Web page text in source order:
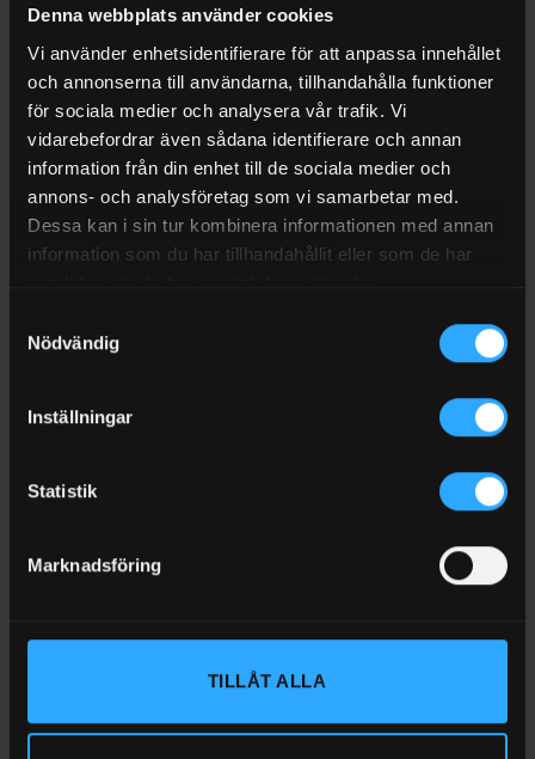
Denna webbplats använder cookies
Vi använder enhetsidentifierare för att anpassa innehållet
och annonserna till användarna, tillhandahålla funktioner
för sociala medier och analysera vår trafik. Vi
vidarebefordrar även sådana identifierare och annan
information från din enhet till de sociala medier och
annons- och analysföretag som vi samarbetar med.
Dessa kan i sin tur kombinera informationen med annan
information som du har tillhandahållit eller som de har
Nödvändig
Inställningar
Statistik
Marknadsföring
TILLÅT ALLA
Storleken och vikten gör att Technomig lätt kan flyttas runt.
Möjlighet att polaritetsvända för svetsning med flusstråd.
17 st förprogrammerade synergikurvor.
Möjlighet att finjustera svetsströmmen.
Möjlighet till MMA och Tig-DC svetsning. (Dessa tillbehör
köps separat.)
Levereras med 3m slangpaket med Binzelkoppling (T742180)
och 3m återledarkabel.
Extra tillbehör: Reduceringsventil – Art. nr T722119 Slangpaket
Specifikationer
Effekt 60% / Max effekt
Intermittens
100 A @ 60%